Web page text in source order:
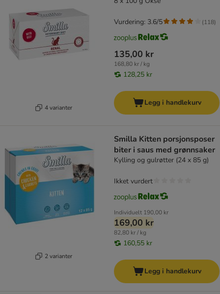
4 varianter
135,00 kr
168,80 kr / kg
128,25 kr
Vurdering: 3.6/5 (118)
Legg i handlekurv
2 varianter
Smilla Kitten porsjonsposer
biter i saus med grønnsaker
Kylling og gulrøtter (24 x 85 g)
Individuelt 190,00 kr
169,00 kr
82,80 kr / kg
160,55 kr
Ikket vurdert
Legg i handlekurv